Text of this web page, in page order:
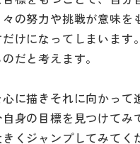
の努力や挑戦が意味
けになってしまいま
だと考えます。
に描きそれに向かっ
身の目標を見つけて
くジャンプしてみて